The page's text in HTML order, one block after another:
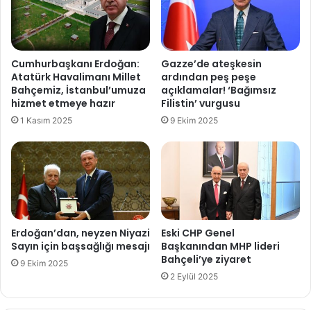
ı
u
ü
n
n
k
a
a
r
o
l
d
u
?
k
Cumhurbaşkanı Erdoğan:
Atatürk Havalimanı Millet
Bahçemiz, İstanbul’umuza
hizmet etmeye hazır
1 Kasım 2025
Gazze’de ateşkesin
ardından peş peşe
açıklamalar! ‘Bağımsız
Filistin’ vurgusu
9 Ekim 2025
Erdoğan’dan, neyzen Niyazi
Sayın için başsağlığı mesajı
9 Ekim 2025
Eski CHP Genel
Başkanından MHP lideri
Bahçeli’ye ziyaret
2 Eylül 2025